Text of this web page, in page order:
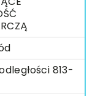
813-